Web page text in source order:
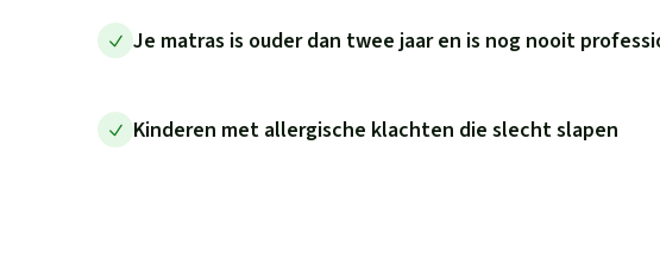
Je matras is ouder dan twee jaar en is nog nooit
Kinderen met allergische klachten die slecht slapen